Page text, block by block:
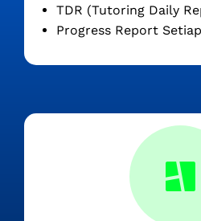
TDR (Tutoring Daily
Progress Report